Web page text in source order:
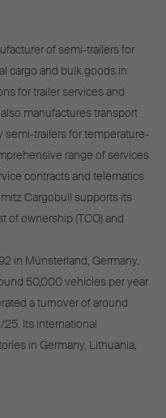
of semi-trailers for
cargo and bulk goods in
for trailer services and
manufactures transport
semi-trailers for temperature-
range of services
contracts and telematics
Cargobull supports its
of ownership (TCO) and
in Münsterland, Germany.
50,000 vehicles per year
a turnover of around
Its international
in Germany, Lithuania,